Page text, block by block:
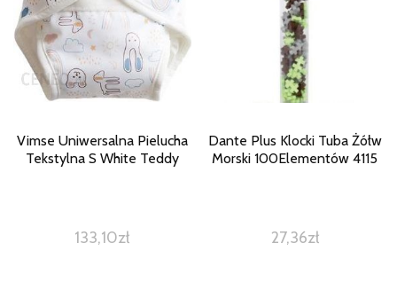
Vimse Uniwersalna Pielucha
Tekstylna S White Teddy
133,10zł
Dante Plus Klocki Tuba Żółw
Morski 100Elementów 4115
27,36zł